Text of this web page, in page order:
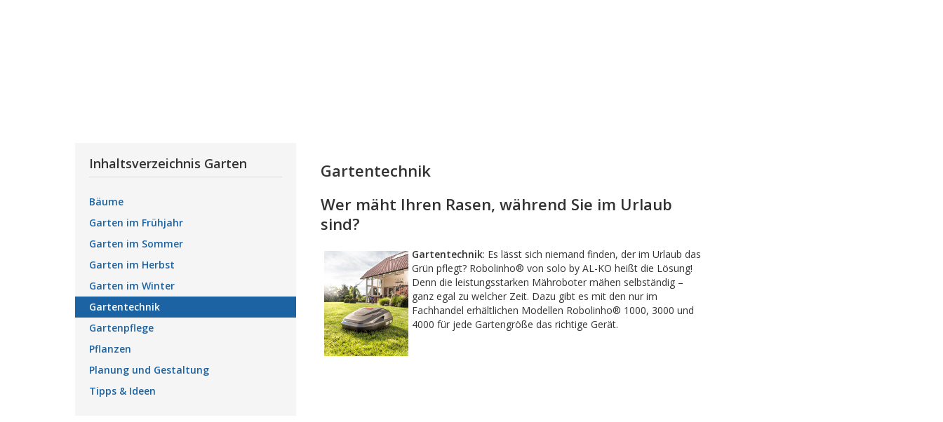
Gartentechnik
Wer mäht Ihren Rasen, während Sie im Urlaub
sind?
Gartentechnik: Es lässt sich niemand finden, der im Urlaub das
Grün pflegt? Robolinho® von solo by AL-KO heißt die Lösung!
Denn die leistungsstarken Mähroboter mähen selbständig –
ganz egal zu welcher Zeit. Dazu gibt es mit den nur im
Fachhandel erhältlichen Modellen Robolinho® 1000, 3000 und
4000 für jede Gartengröße das richtige Gerät.
Inhaltsverzeichnis Garten
Bäume
Garten im Frühjahr
Garten im Sommer
Garten im Herbst
Garten im Winter
Gartentechnik
Gartenpflege
Pflanzen
Planung und Gestaltung
Tipps & Ideen